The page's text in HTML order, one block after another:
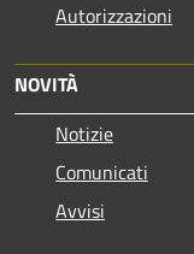
Autorizzazioni
NOVITÀ
Notizie
Comunicati
Avvisi